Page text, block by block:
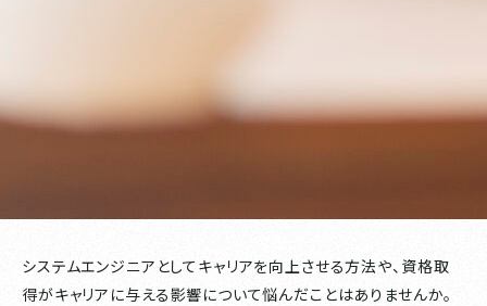
システムエンジニアとしてキャリアを向上させる方法や、資格取
得がキャリアに与える影響について悩んだことはありませんか。